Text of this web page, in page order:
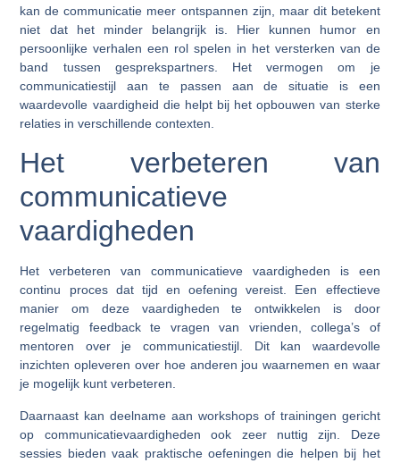
kan de communicatie meer ontspannen zijn, maar dit betekent
niet dat het minder belangrijk is. Hier kunnen humor en
persoonlijke verhalen een rol spelen in het versterken van de
band tussen gesprekspartners. Het vermogen om je
communicatiestijl aan te passen aan de situatie is een
waardevolle vaardigheid die helpt bij het opbouwen van sterke
relaties in verschillende contexten.
Het verbeteren van
communicatieve
vaardigheden
Het verbeteren van communicatieve vaardigheden is een
continu proces dat tijd en oefening vereist. Een effectieve
manier om deze vaardigheden te ontwikkelen is door
regelmatig feedback te vragen van vrienden, collega’s of
mentoren over je communicatiestijl. Dit kan waardevolle
inzichten opleveren over hoe anderen jou waarnemen en waar
je mogelijk kunt verbeteren.
Daarnaast kan deelname aan workshops of trainingen gericht
op communicatievaardigheden ook zeer nuttig zijn. Deze
sessies bieden vaak praktische oefeningen die helpen bij het